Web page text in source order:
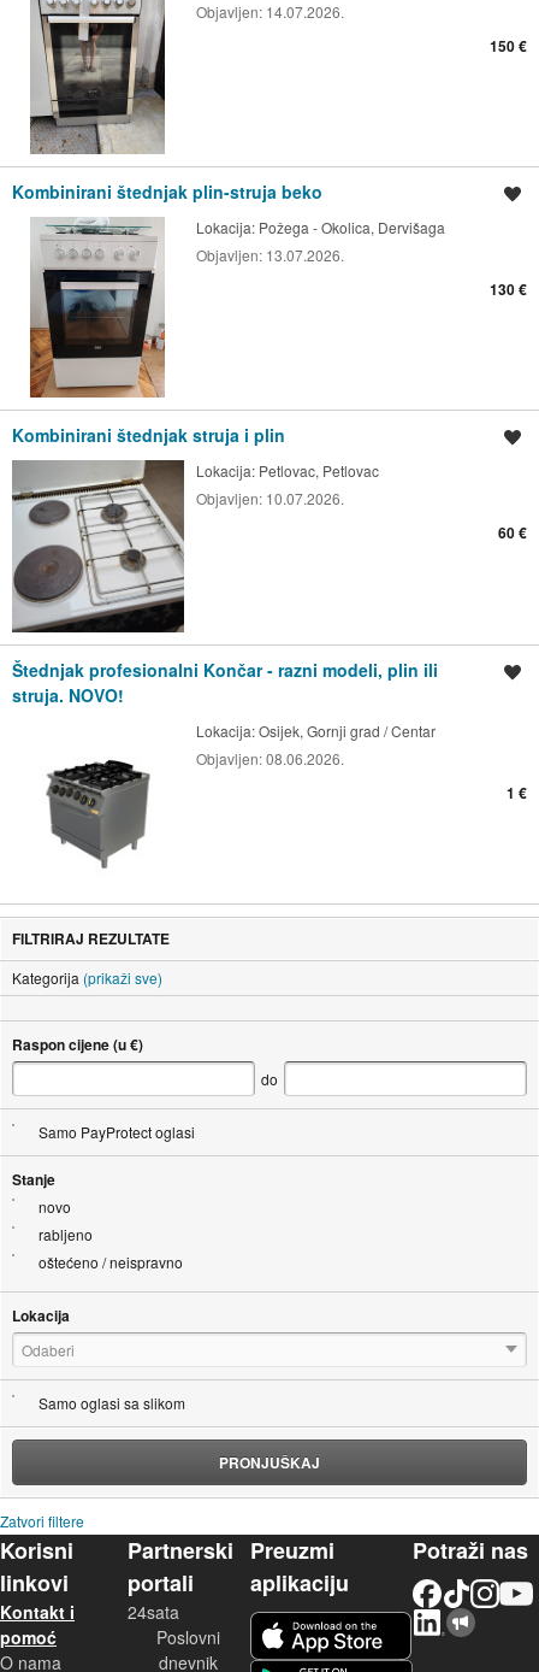
Objavljen: 14.07.2026.
150 €
Kombinirani štednjak plin-struja beko
Lokacija: Požega - Okolica, Dervišaga
Objavljen: 13.07.2026.
130 €
Kombinirani štednjak struja i plin
Lokacija: Petlovac, Petlovac
Objavljen: 10.07.2026.
60 €
Štednjak profesionalni Končar - razni modeli, plin ili
struja. NOVO!
Lokacija:Osijek, Gornji grad / Centar
Objavljen:08.06.2026.
1 €
FILTRIRAJ REZULTATE
Kategorija (prikaži sve)
Raspon cijene (u €)
do
Samo PayProtect oglasi
Stanje
novo
rabljeno
oštećeno / neispravno
Lokacija
Odaberi
Samo oglasi sa slikom
PRONJUŠKAJ
Zatvori filtere
Korisni
linkovi
Kontakt i
pomoć
O nama
Partnerski
portali
24sata
Poslovni
dnevnik
Preuzmi
aplikaciju
Potraži nas